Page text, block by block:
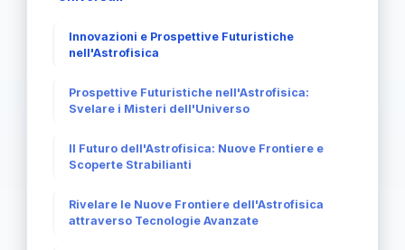
Innovazioni e Prospettive Futuristiche
nell'Astrofisica
Prospettive Futuristiche nell'Astrofisica:
Svelare i Misteri dell'Universo
Il Futuro dell'Astrofisica: Nuove Frontiere e
Scoperte Strabilianti
Rivelare le Nuove Frontiere dell'Astrofisica
attraverso Tecnologie Avanzate